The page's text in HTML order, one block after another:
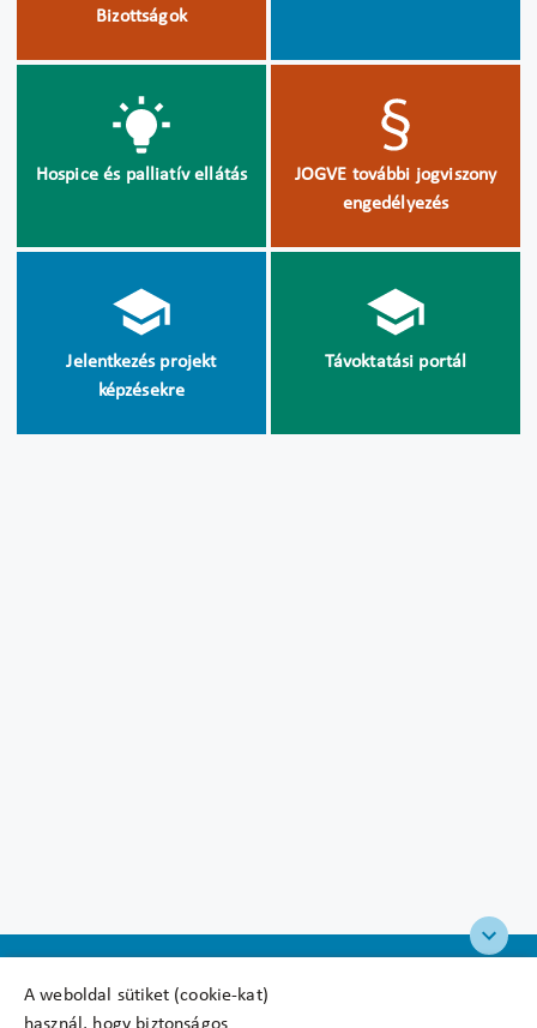
A weboldal sütiket (cookie-kat)
Bizottságok
Hospice és palliatív ellátás
JOGVE további jogviszony
engedélyezés
Jelentkezés projekt
képzésekre
Távoktatási portál